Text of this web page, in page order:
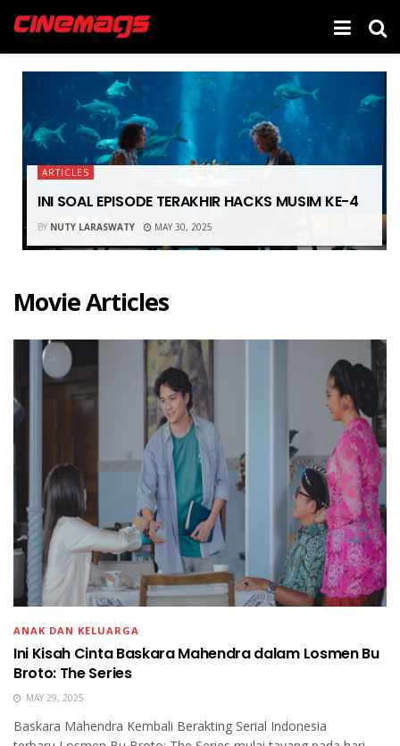
ARTICLES
INI SOAL EPISODE TERAKHIR HACKS MUSIM KE-4
BY NUTY LARASWATY MAY 30, 2025
Movie Articles
ANAK DAN KELUARGA
Ini Kisah Cinta Baskara Mahendra dalam Losmen Bu
Broto: The Series
MAY 29, 2025
Baskara Mahendra Kembali Berakting Serial Indonesia